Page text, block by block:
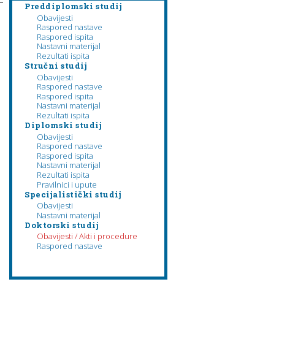
Preddiplomski studij
Obavijesti
Raspored nastave
Raspored ispita
Nastavni materijal
Rezultati ispita
Stručni studij
Obavijesti
Raspored nastave
Raspored ispita
Nastavni materijal
Rezultati ispita
Diplomski studij
Obavijesti
Raspored nastave
Raspored ispita
Nastavni materijal
Rezultati ispita
Pravilnici i upute
Specijalistički studij
Obavijesti
Nastavni materijal
Doktorski studij
Obavijesti / Akti i procedure
Raspored nastave